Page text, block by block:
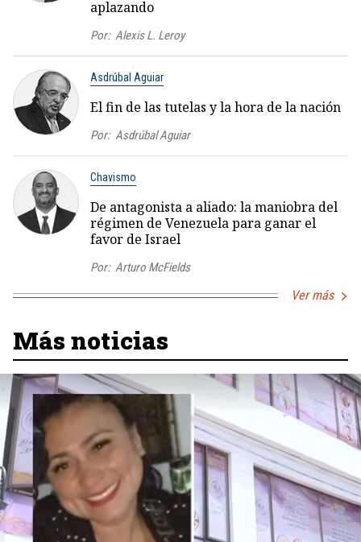
aplazando
Por: Alexis L. Leroy
Asdrúbal Aguiar
El fin de las tutelas y la hora de la nación
Por: Asdrúbal Aguiar
Chavismo
De antagonista a aliado: la maniobra del
régimen de Venezuela para ganar el
favor de Israel
Por: Arturo McFields
Ver más
Más noticias